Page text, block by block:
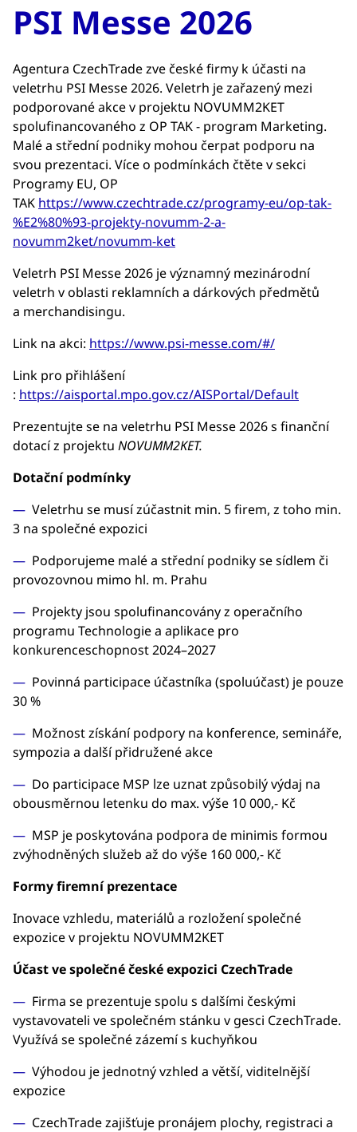
PSI Messe 2026
Agentura CzechTrade zve české firmy k účasti na
veletrhu PSI Messe 2026. Veletrh je zařazený mezi
podporované akce v projektu NOVUMM2KET
spolufinancovaného z OP TAK - program Marketing.
Malé a střední podniky mohou čerpat podporu na
svou prezentaci. Více o podmínkách čtěte v sekci
Programy EU, OP
TAK https://www.czechtrade.cz/programy-eu/op-tak-
%E2%80%93-projekty-novumm-2-a-
novumm2ket/novumm-ket
Veletrh PSI Messe 2026 je významný mezinárodní
veletrh v oblasti reklamních a dárkových předmětů
a merchandisingu.
Link na akci: https://www.psi-messe.com/#/
Link pro přihlášení
: https://aisportal.mpo.gov.cz/AISPortal/Default
Prezentujte se na veletrhu PSI Messe 2026 s finanční
dotací z projektu NOVUMM2KET.
Dotační podmínky
Veletrhu se musí zúčastnit min. 5 firem, z toho min.
3 na společné expozici
Podporujeme malé a střední podniky se sídlem či
provozovnou mimo hl. m. Prahu
Projekty jsou spolufinancovány z operačního
programu Technologie a aplikace pro
konkurenceschopnost 2024–2027
Povinná participace účastníka (spoluúčast) je pouze
30 %
Možnost získání podpory na konference, semináře,
sympozia a další přidružené akce
Do participace MSP lze uznat způsobilý výdaj na
obousměrnou letenku do max. výše 10 000,- Kč
MSP je poskytována podpora de minimis formou
zvýhodněných služeb až do výše 160 000,- Kč
Formy firemní prezentace
Inovace vzhledu, materiálů a rozložení společné
expozice v projektu NOVUMM2KET
Účast ve společné české expozici CzechTrade
Firma se prezentuje spolu s dalšími českými
vystavovateli ve společném stánku v gesci CzechTrade.
Využívá se společné zázemí s kuchyňkou
Výhodou je jednotný vzhled a větší, viditelnější
expozice
CzechTrade zajišťuje pronájem plochy, registraci a